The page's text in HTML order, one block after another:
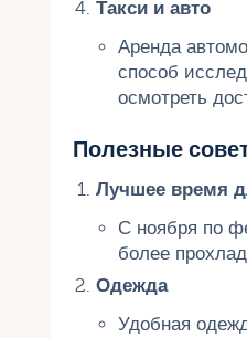
Такси и авто
Аренда
способ
осмотреть
Полезные
Лучшее время
С ноября по
более
Одежда
Удобная